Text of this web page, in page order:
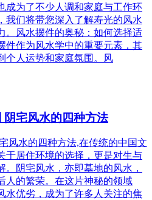
成为了不少人调和家庭与工作环
我们将带您深入了解寿光的风水
。风水摆件的奥秘：如何选择适
件作为风水学中的重要元素，其
个人运势和家庭氛围。风
阴宅风水的四种方法
风水的四种方法,在传统的中国文
于居住环境的选择，更是对生与
。阴宅风水，亦即墓地的风水，
人的繁荣。在这片神秘的领域
水优劣，成为了许多人关注的焦